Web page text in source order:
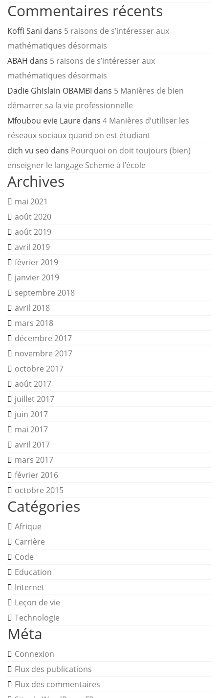
Commentaires récents
Koffi Sani dans 5 raisons de s’intéresser aux
mathématiques désormais
ABAH dans 5 raisons de s’intéresser aux
mathématiques désormais
Dadie Ghislain OBAMBI dans 5 Manières de bien
démarrer sa la vie professionnelle
Mfoubou evie Laure dans 4 Manières d’utiliser les
réseaux sociaux quand on est étudiant
dich vu seo dans Pourquoi on doit toujours (bien)
enseigner le langage Scheme à l’école
Archives
mai 2021
août 2020
août 2019
avril 2019
février 2019
janvier 2019
septembre 2018
avril 2018
mars 2018
décembre 2017
novembre 2017
octobre 2017
août 2017
juillet 2017
juin 2017
mai 2017
avril 2017
mars 2017
février 2016
octobre 2015
Catégories
Afrique
Carrière
Code
Education
Internet
Leçon de vie
Technologie
Méta
Connexion
Flux des publications
Flux des commentaires